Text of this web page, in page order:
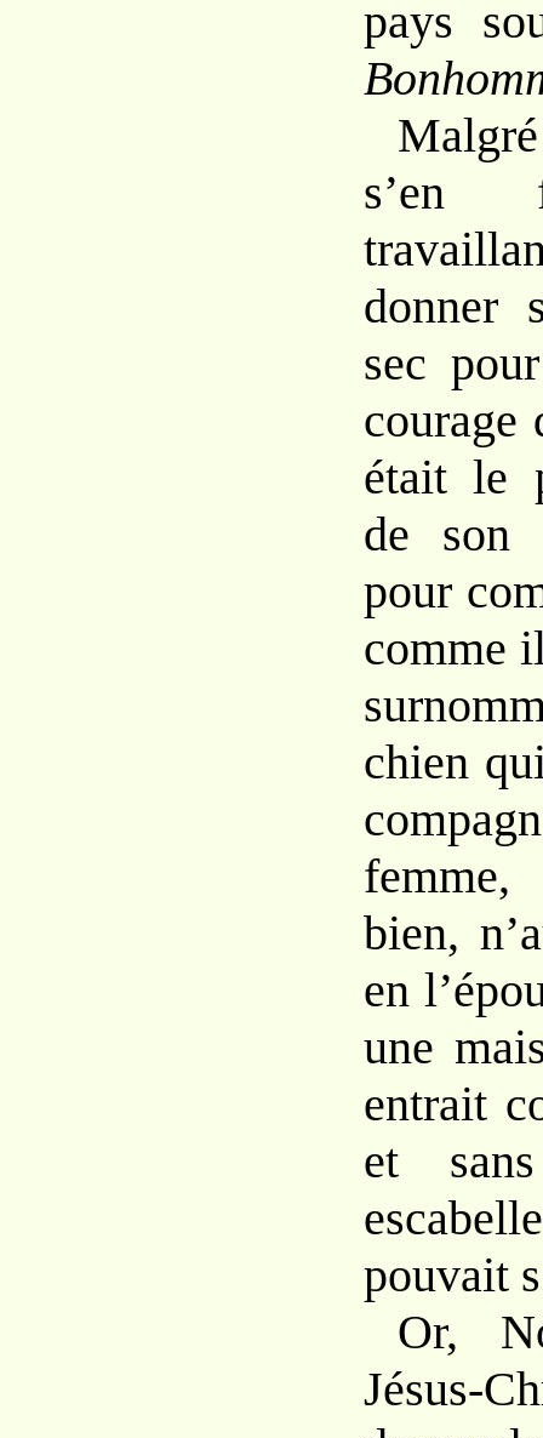
pays
s’en
donner
sec
courage
était le
de son
pour
comme
chien
bien,
en
une
entrait
et
pouvait
Or,
Jésus-